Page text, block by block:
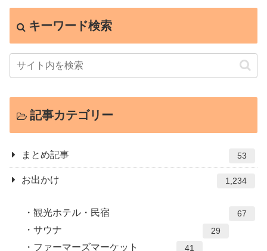
キーワード検索
記事カテゴリー
まとめ記事 53
お出かけ 1,234
観光ホテル・民宿 67
サウナ 29
ファーマーズマーケット 41